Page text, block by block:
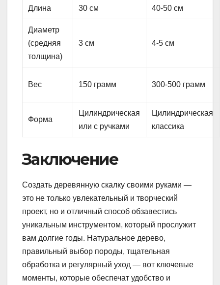
Длина 30 см 40-50 см
Диаметр
(средняя
толщина)
3 см 4-5 см
Вес 150 грамм 300-500 грамм
Форма
Цилиндрическая
или с ручками
Цилиндрическая
классика
Заключение
Создать деревянную скалку своими руками —
это не только увлекательный и творческий
проект, но и отличный способ обзавестись
уникальным инструментом, который прослужит
вам долгие годы. Натуральное дерево,
правильный выбор породы, тщательная
обработка и регулярный уход — вот ключевые
моменты, которые обеспечат удобство и